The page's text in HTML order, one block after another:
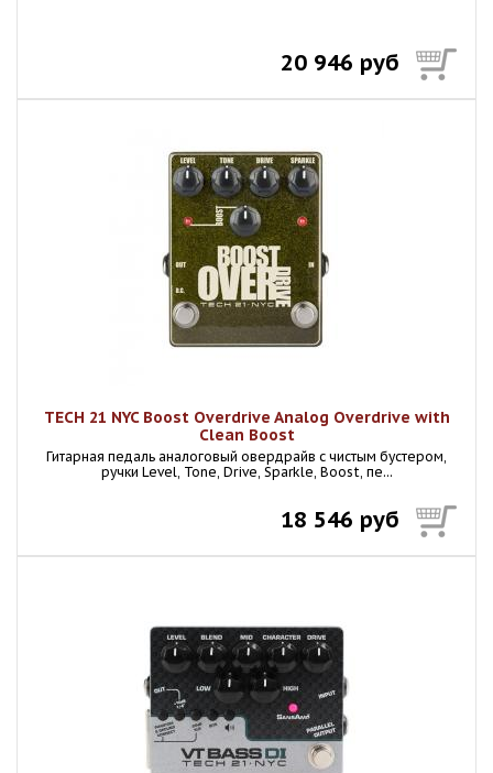
20 946 руб
TECH 21 NYC Boost Overdrive Analog Overdrive with
Clean Boost
Гитарная педаль аналоговый овердрайв с чистым бустером,
ручки Level, Tone, Drive, Sparkle, Boost, пе...
18 546 руб